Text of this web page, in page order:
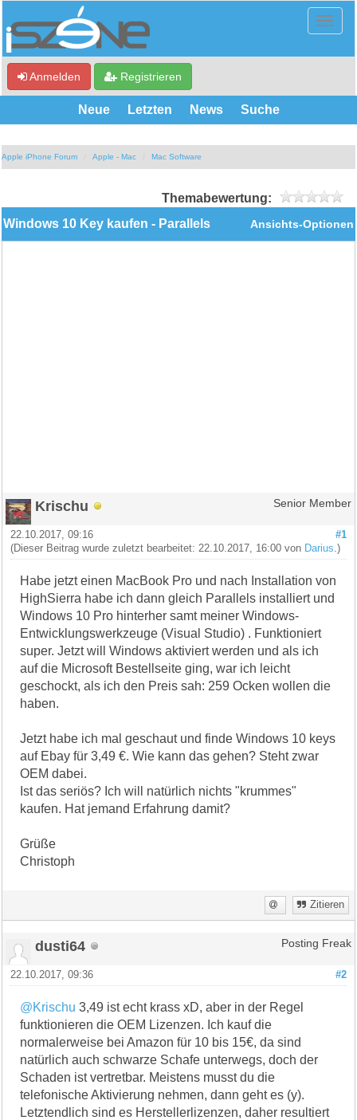
Anmelden Registrieren
Neue Letzten News Suche
Apple iPhone Forum Apple - Mac Mac Software
Themabewertung:
Ansichts-Optionen
Windows 10 Key kaufen - Parallels
Krischu Senior Member
#1
22.10.2017, 09:16
(Dieser Beitrag wurde zuletzt bearbeitet: 22.10.2017, 16:00 von Darius .)
Habe jetzt einen MacBook Pro und nach Installation von
HighSierra habe ich dann gleich Parallels installiert und
Windows 10 Pro hinterher samt meiner Windows-
Entwicklungswerkzeuge (Visual Studio) . Funktioniert
super. Jetzt will Windows aktiviert werden und als ich
auf die Microsoft Bestellseite ging, war ich leicht
geschockt, als ich den Preis sah: 259 Ocken wollen die
haben.
Jetzt habe ich mal geschaut und finde Windows 10 keys
auf Ebay für 3,49 €. Wie kann das gehen? Steht zwar
OEM dabei.
Ist das seriös? Ich will natürlich nichts "krummes"
kaufen. Hat jemand Erfahrung damit?
Grüße
Christoph
Zitieren
dusti64 Posting Freak
#2
22.10.2017, 09:36
@Krischu 3,49 ist echt krass xD, aber in der Regel
funktionieren die OEM Lizenzen. Ich kauf die
normalerweise bei Amazon für 10 bis 15€, da sind
natürlich auch schwarze Schafe unterwegs, doch der
Schaden ist vertretbar. Meistens musst du die
telefonische Aktivierung nehmen, dann geht es (y).
Letztendlich sind es Herstellerlizenzen, daher resultiert